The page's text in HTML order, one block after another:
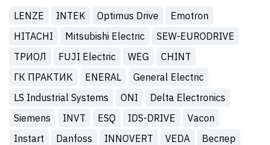
LENZE INTEK Optimus Drive
Emotron
HITACHI
Mitsubishi Electric
SEW-EURODRIVE
ТРИОЛ
FUJI Electric WEG
CHINT
ГК ПРАКТИК
ENERAL
General Electric
LS Industrial Systems
ONI
Delta Electronics
Siemens
INVT ESQ IDS-DRIVE
Vacon
Instart
Danfoss INNOVERT VEDA Веспер